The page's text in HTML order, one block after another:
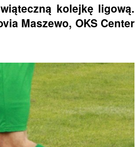
kolejkę ligową.
Maszewo, OKS Center